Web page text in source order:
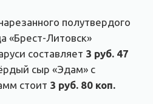
полутвердого
«Брест-Литовск»
составляет 3 руб. 47
сыр «Эдам» с
стоит 3 руб. 80 коп.